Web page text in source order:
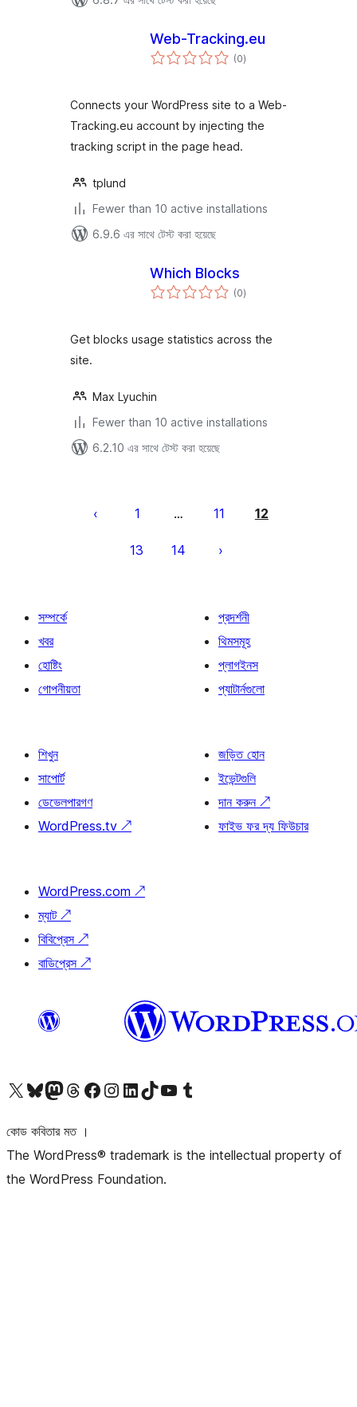
Web-Tracking.eu
(0total
ratings
)
Connects your WordPress site to a Web-
Tracking.eu account by injecting the
tracking script in the page head.
tplund
Fewer than 10 active installations
6.9.6 এর সাথে টেস্ট করা হয়েছে
Which Blocks
(0total
ratings
)
Get blocks usage statistics across the
site.
Max Lyuchin
Fewer than 10 active installations
6.2.10 এর সাথে টেস্ট করা হয়েছে
পেজিনেশন
1 … 11 12
13 14
সম্পর্কে
খবর
হোষ্টিং
গোপনীয়তা
প্রদর্শনী
থিমসমূহ
প্লাগইনস
প্যাটার্নগুলো
শিখুন
সাপোর্ট
ডেভেলপারগণ
WordPress.tv ↗
জড়িত হোন
ইভেন্টগুলি
দান করুন ↗
ফাইভ ফর দ্য ফিউচার
WordPress.com ↗
ম্যাট ↗
বিবিপ্রেস ↗
বাডিপ্রেস ↗
আমাদের X (আগের টুইটার) অ্যাকাউন্টে যানআমাদের Bluesky অ্যাকাউন্টটি দেখুনআমাদের মাস্টোডন অ্যাকাউন্টটি দেখুনআমাদের থ্রেডস অ্যাকাউন্টটি দেখুনআমাদের ফেসবুক পেজ দেখুনআমাদের ইন্সটাগ্রাম অ্যাকাউন্ট দেখুনআমাদের লিঙ্কডইন অ্যাকাউন্টে যানআমাদের TikTok অ্যাকাউন্টটি দেখুনআমাদের ইউটিউব চ্যানেলে যান আমাদের টাম্বলার অ্যাকাউন্ট দেখুন
কোড কবিতার মত ।
The WordPress® trademark is the intellectual property of
the WordPress Foundation.